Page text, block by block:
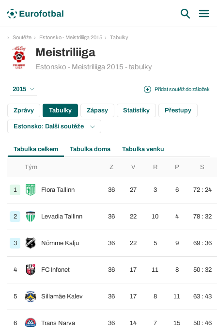
Soutěže Estonsko - Meistriliiga 2015 Tabulky
Meistriliiga
Estonsko - Meistriliiga 2015 - tabulky
Přidat soutěž do záložek
2015
Zprávy Tabulky Zápasy Statistiky Přestupy
Estonsko: Další soutěže
Tabulka celkem Tabulka doma Tabulka venku
Tým Z V R P S
1 Flora Tallinn 36 27 3 6 72 : 24
2 Levadia Tallinn 36 22 10 4 78 : 32
3 Nõmme Kalju 36 22 5 9 69 : 36
4 FC Infonet 36 17 11 8 50 : 32
5 Sillamäe Kalev 36 17 8 11 63 : 43
6 Trans Narva 36 14 7 15 50 : 46